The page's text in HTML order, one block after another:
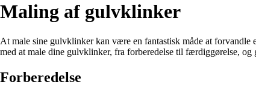
Maling af gulvklinker
At male sine gulvklinker kan være en fantastisk måde at
med at male dine gulvklinker, fra forberedelse til færdiggørelse,
Forberedelse